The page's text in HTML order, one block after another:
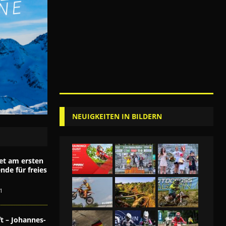
am ersten
für freies
1
– Johannes-
NEUIGKEITEN IN BILDERN